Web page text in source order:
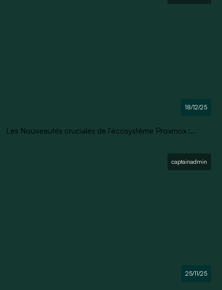
18/12/25
Les Nouveautés cruciales de l'écosystème Proxmox :...
captainadmin
25/11/25